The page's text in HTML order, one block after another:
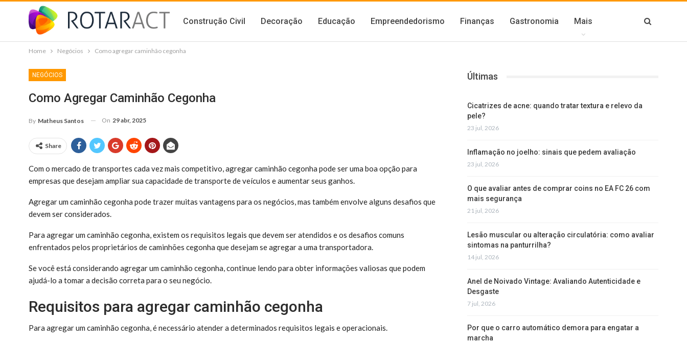
Construção Civil Decoração Educação Empreendedorismo Finanças Gastronomia Mais
Home Negócios Como agregar caminhão cegonha
NEGÓCIOS
Como Agregar Caminhão Cegonha
By Matheus Santos On 29 abr, 2025
Share
Com o mercado de transportes cada vez mais competitivo, agregar caminhão cegonha pode ser uma boa opção para
empresas que desejam ampliar sua capacidade de transporte de veículos e aumentar seus ganhos.
Agregar um caminhão cegonha pode trazer muitas vantagens para os negócios, mas também envolve alguns desafios que
devem ser considerados.
Para agregar um caminhão cegonha, existem os requisitos legais que devem ser atendidos e os desafios comuns
enfrentados pelos proprietários de caminhões cegonha que desejam se agregar a uma transportadora.
Se você está considerando agregar um caminhão cegonha, continue lendo para obter informações valiosas que podem
ajudá-lo a tomar a decisão correta para o seu negócio.
Requisitos para agregar caminhão cegonha
Para agregar um caminhão cegonha, é necessário atender a determinados requisitos legais e operacionais.
Últimas
Cicatrizes de acne: quando tratar textura e relevo da
pele?
23 jul, 2026
Inflamação no joelho: sinais que pedem avaliação
23 jul, 2026
O que avaliar antes de comprar coins no EA FC 26 com
mais segurança
21 jul, 2026
Lesão muscular ou alteração circulatória: como avaliar
sintomas na panturrilha?
14 jul, 2026
Anel de Noivado Vintage: Avaliando Autenticidade e
Desgaste
7 jul, 2026
Por que o carro automático demora para engatar a
marcha